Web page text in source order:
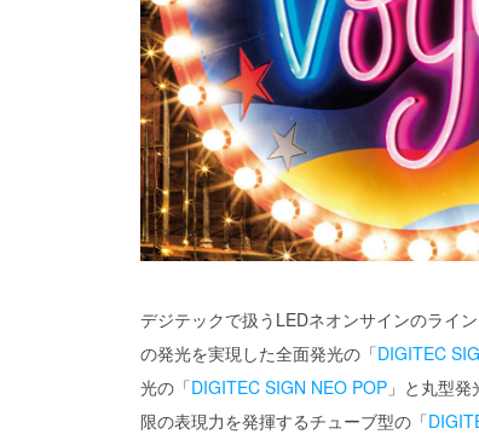
デジテックで扱うLEDネオンサインのライ
の発光を実現した全面発光の「DIGITEC
光の「DIGITEC SIGN NEO POP 」と丸型発
限の表現力を発揮するチューブ型の「